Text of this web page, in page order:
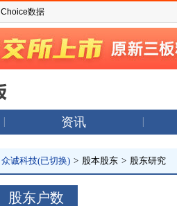
Choice数据
资讯
众诚科技(已切换) > 股本股东 > 股东研究
股东户数